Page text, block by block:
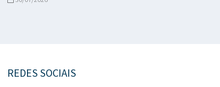
REDES SOCIAIS